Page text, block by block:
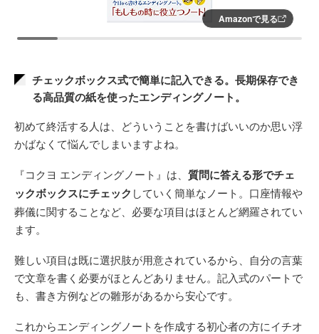
Amazonで見る
チェックボックス式で簡単に記入できる。長期保存でき
る高品質の紙を使ったエンディングノート。
初めて終活する人は、どういうことを書けばいいのか思い浮
かばなくて悩んでしまいますよね。
『コクヨ エンディングノート』は、 質問に答える形でチェ
ックボックスにチェック していく簡単なノート。口座情報や
葬儀に関することなど、必要な項目はほとんど網羅されてい
ます。
難しい項目は既に選択肢が用意されているから、自分の言葉
で文章を書く必要がほとんどありません。記入式のパートで
も、書き方例などの雛形があるから安心です。
これからエンディングノートを作成する初心者の方にイチオ